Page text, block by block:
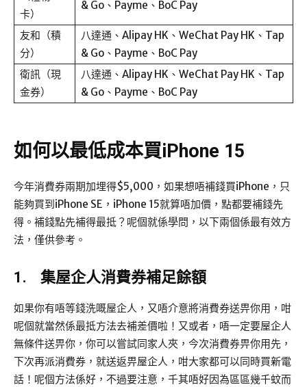
卡）
& Go、Payme、BoC Pay
友和（積
分）
八達通、Alipay HK、WeChat Pay HK、Tap
& Go、Payme、BoC Pay
衛訊（現
金券）
八達通、Alipay HK、WeChat Pay HK、Tap
& Go、Payme、BoC Pay
如何以最低成本買iPhone 15
今年消費券兩期加埋得$5,000，如果想唔補錢買iPhone，只
能夠買到iPhone SE，iPhone 15就算唔加價，點都要補錢先
得。補錢點先補得最抵？呢個就係學問，以下兩個係最有效方
法，僅供參考。
1. 集屋企人消費券補足餘額
如果你有唔等錢洗嘅屋企人，又唔介意將消費券送畀你用，咁
呢個就當然係最抵方法去補差價啦！又或者，唔一定要屋企人
無條件送畀你，你可以嘗試同家人夾，今次消費券畀你用先，
下次再派消費券，就送返畀屋企人，咁大家都可以同時買新電
話！呢個方法係好，不過要注意，千其唔好因為區區幾千蚊而